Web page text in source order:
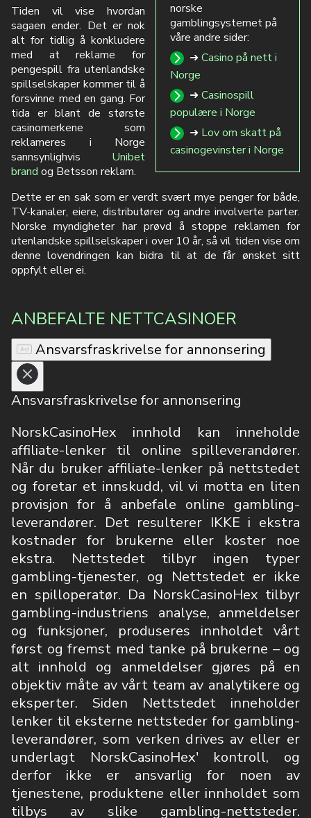
norske
gamblingsystemet på
våre andre sider:
➜ Casino på nett i
Norge
➜ Casinospill
populære i Norge
➜ Lov om skatt på
casinogevinster i Norge
Tiden vil vise hvordan
sagaen ender. Det er nok
alt for tidlig å konkludere
med at reklame for
pengespill fra utenlandske
spillselskaper kommer til å
forsvinne med en gang. For
tida er blant de største
casinomerkene som
reklameres i Norge
sannsynlighvis Unibet
brand og Betsson reklam.
Dette er en sak som er verdt svært mye penger for både,
TV-kanaler, eiere, distributører og andre involverte parter.
Norske myndigheter har prøvd å stoppe reklamen for
utenlandske spillselskaper i over 10 år, så vil tiden vise om
denne lovendringen kan bidra til at de får ønsket sitt
oppfylt eller ei.
ANBEFALTE NETTCASINOER
Ansvarsfraskrivelse for annonsering
Ansvarsfraskrivelse for annonsering
NorskCasinoHex innhold kan inneholde
affiliate-lenker til online spilleverandører.
Når du bruker affiliate-lenker på nettstedet
og foretar et innskudd, vil vi motta en liten
provisjon for å anbefale online gambling-
leverandører. Det resulterer IKKE i ekstra
kostnader for brukerne eller koster noe
ekstra. Nettstedet tilbyr ingen typer
gambling-tjenester, og Nettstedet er ikke
en spilloperatør. Da NorskCasinoHex tilbyr
gambling-industriens analyse, anmeldelser
og funksjoner, produseres innholdet vårt
først og fremst med tanke på brukerne – og
alt innhold og anmeldelser gjøres på en
objektiv måte av vårt team av analytikere og
eksperter. Siden Nettstedet inneholder
lenker til eksterne nettsteder for gambling-
leverandører, som verken drives av eller er
underlagt NorskCasinoHex' kontroll, og
derfor ikke er ansvarlig for noen av
tjenestene, produktene eller innholdet som
tilbys av slike gambling-nettsteder.